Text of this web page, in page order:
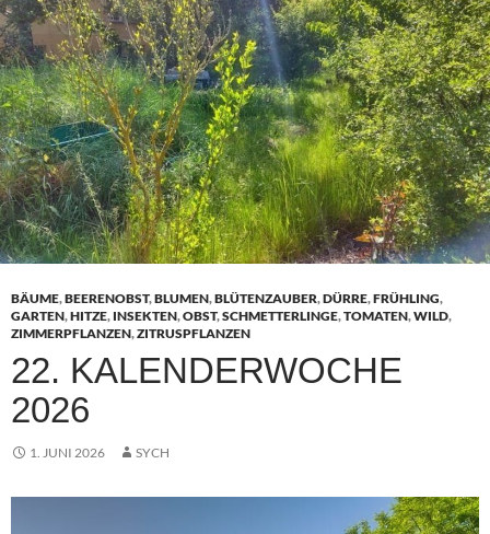
BÄUME,BEERENOBST,BLUMEN,BLÜTENZAUBER,DÜRRE,FRÜHLING,
GARTEN,HITZE, INSEKTEN,OBST,SCHMETTERLINGE,TOMATEN,WILD,
ZIMMERPFLANZEN,ZITRUSPFLANZEN
22. KALENDERWOCHE
2026
1. JUNI 2026 SYCH